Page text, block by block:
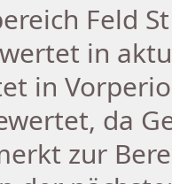
Feld
in
in
da
zur